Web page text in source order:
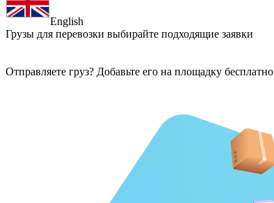
English
Грузы для перевозки выбирайте подходящие заявки
Отправляете груз? Добавьте его на площадку бесплатно